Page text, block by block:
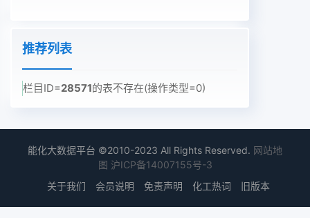
推荐列表
栏目ID=28571的表不存在(操作类型=0)
能化大数据平台 ©2010-2023 All Rights Reserved. 网站地
图 沪ICP备14007155号-3
关于我们
会员说明 免责声明 化工热词 旧版本